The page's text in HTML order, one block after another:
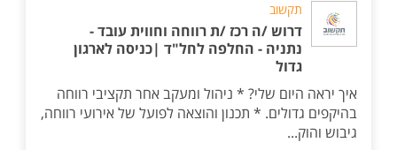
תקשוב
דרוש /ה רכז /ת רווחה וחווית עובד -
נתניה - החלפה לחל"ד |כניסה לארגון
גדול
איך יראה היום שלי? * ניהול ומעקב אחר תקציבי רווחה
בהיקפים גדולים. * תכנון והוצאה לפועל של אירועי רווחה,
גיבוש והוק...